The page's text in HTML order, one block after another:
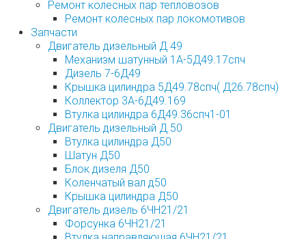
Ремонт колесных пар тепловозов
Ремонт колесных пар локомотивов
Запчасти
Двигатель дизельный Д 49
Механизм шатунный 1А-5Д49.17спч
Дизель 7-6Д49
Крышка цилиндра 5Д49.78спч( Д26.78спч)
Коллектор 3А-6Д49.169
Втулка цилиндра 6Д49.36спч1-01
Двигатель дизельный Д 50
Втулка цилиндра Д50
Шатун Д50
Блок дизеля Д50
Коленчатый вал д50
Крышка цилиндра Д50
Двигатель дизель 6ЧН21/21
Форсунка 6ЧН21/21